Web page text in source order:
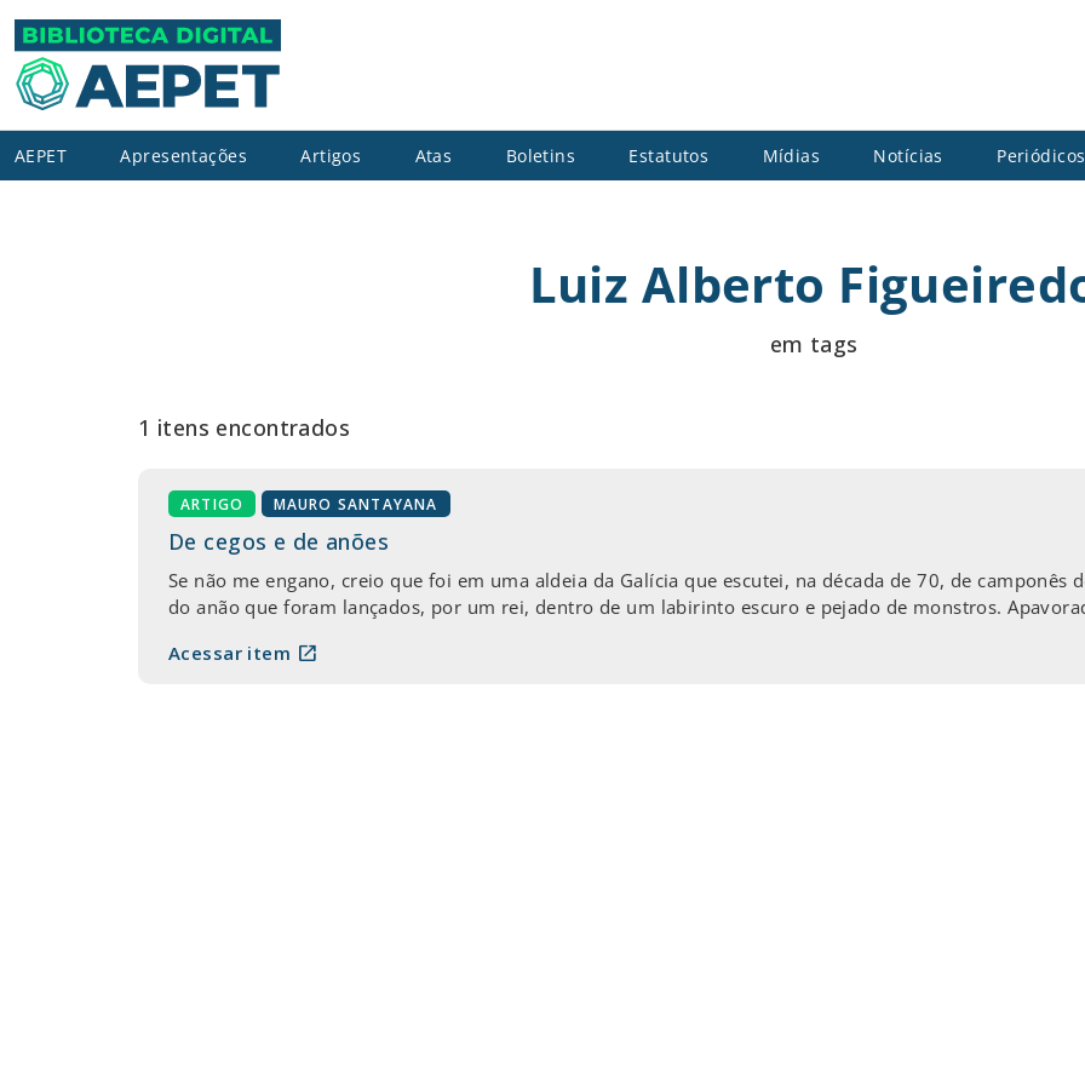
AEPET Apresentações Artigos Atas Boletins Estatutos Mídias Notícias Periódicos
Luiz Alberto
em tags
1 itens encontrados
ARTIGO MAURO SANTAYANA
De cegos e de anões
Se não me engano, creio que foi em uma aldeia da Galícia que escutei, na década de 70, de camponês
do anão que foram lançados, por um rei, dentro de um labirinto escuro e pejado de monstros.
Acessar item open_in_new